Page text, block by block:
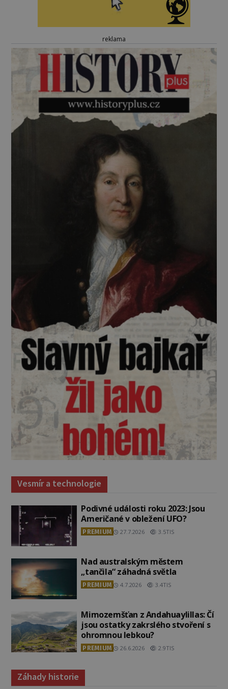
reklama
Vesmír a technologie
Podivné události roku 2023: Jsou
Američané v obležení UFO?
PREMIUM 27.7.2026 3.5TIS
Nad australským městem
„tančila“ záhadná světla
PREMIUM 4.7.2026 3.4TIS
Mimozemšťan z Andahuaylillas: Čí
jsou ostatky zakrslého stvoření s
ohromnou lebkou?
PREMIUM 26.6.2026 2.9TIS
Záhady historie